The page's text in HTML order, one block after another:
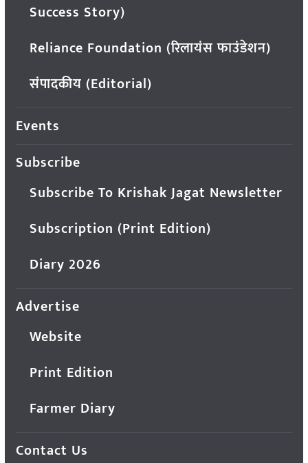
Success Story)
Reliance Foundation (रिलायंस फाउंडेशन)
संपादकीय (Editorial)
Events
Subscribe
Subscribe To Krishak Jagat Newsletter
Subscription (Print Edition)
Diary 2026
Advertise
Website
Print Edition
Farmer Diary
Contact Us